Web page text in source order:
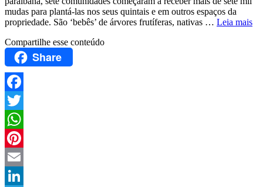
mudas para plantá-las nos seus quintais e em outros espaços da
propriedade. São ‘bebês’ de árvores frutíferas, nativas … Leia mais
Compartilhe esse conteúdo
Share
Facebook
Twitter
WhatsApp
Pinterest
Email